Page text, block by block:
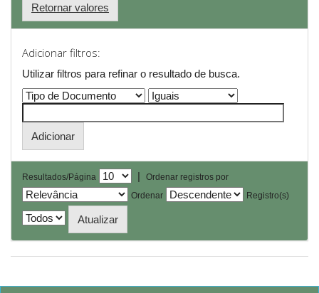
Retornar valores
Adicionar filtros:
Utilizar filtros para refinar o resultado de busca.
Resultados/Página |
Ordenar registros por
Ordenar
Registro(s)